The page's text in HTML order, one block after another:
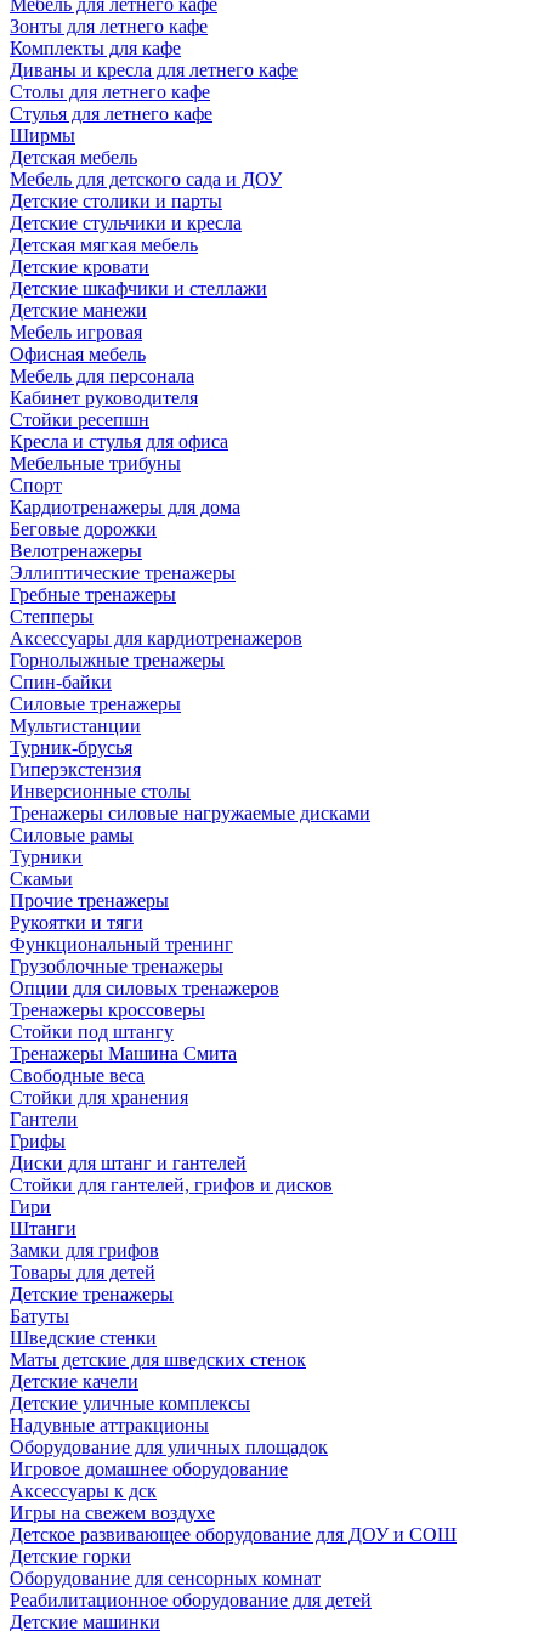
Мебель для летнего кафе
Зонты для летнего кафе
Комплекты для кафе
Диваны и кресла для летнего кафе
Столы для летнего кафе
Стулья для летнего кафе
Ширмы
Детская мебель
Мебель для детского сада и ДОУ
Детские столики и парты
Детские стульчики и кресла
Детская мягкая мебель
Детские кровати
Детские шкафчики и стеллажи
Детские манежи
Мебель игровая
Офисная мебель
Мебель для персонала
Кабинет руководителя
Стойки ресепшн
Кресла и стулья для офиса
Мебельные трибуны
Спорт
Кардиотренажеры для дома
Беговые дорожки
Велотренажеры
Эллиптические тренажеры
Гребные тренажеры
Степперы
Аксессуары для кардиотренажеров
Горнолыжные тренажеры
Спин-байки
Силовые тренажеры
Мультистанции
Турник-брусья
Гиперэкстензия
Инверсионные столы
Тренажеры силовые нагружаемые дисками
Силовые рамы
Турники
Скамьи
Прочие тренажеры
Рукоятки и тяги
Функциональный тренинг
Грузоблочные тренажеры
Опции для силовых тренажеров
Тренажеры кроссоверы
Стойки под штангу
Тренажеры Машина Смита
Свободные веса
Стойки для хранения
Гантели
Грифы
Диски для штанг и гантелей
Стойки для гантелей, грифов и дисков
Гири
Штанги
Замки для грифов
Товары для детей
Детские тренажеры
Батуты
Шведские стенки
Маты детские для шведских стенок
Детские качели
Детские уличные комплексы
Надувные аттракционы
Оборудование для уличных площадок
Игровое домашнее оборудование
Аксессуары к дск
Игры на свежем воздухе
Детское развивающее оборудование для ДОУ и СОШ
Детские горки
Оборудование для сенсорных комнат
Реабилитационное оборудование для детей
Детские машинки